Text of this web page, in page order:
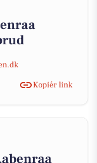
Kopiér link